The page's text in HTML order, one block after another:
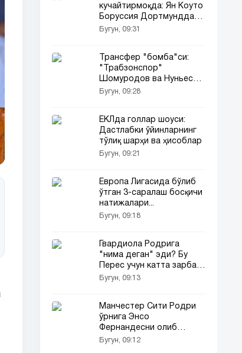
кучайтирмоқда: Ян Коуто
Боруссия Дортмунддан
трансфер қилинди
Бугун, 09:31
Трансфер "бомба"си:
"Трабзонспор"
Шомуродов ва Нуньесни
сотиб олмоқда!
Бугун, 09:28
ЕКЛда голлар шоуси:
Дастлабки ўйинларнинг
тўлиқ шарҳи ва ҳисоблар
Бугун, 09:21
Европа Лигасида бўлиб
ўтган 3-саралаш босқичи
натижалари...
Бугун, 09:18
Гвардиола Родрига
"нима деган" эди? Бу
Перес учун катта зарба
бўлди...
Бугун, 09:13
Манчестер Сити Родри
ўрнига Энсо
Фернандесни олиб
келмоқчи
Бугун, 09:12